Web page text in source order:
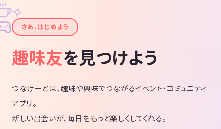
✦
✧
さあ、はじめよう
趣味友を見つけよう
つなげーとは、趣味や興味でつながるイベント・コミュニティ
アプリ。
新しい出会いが、毎日をもっと楽しくしてくれる。